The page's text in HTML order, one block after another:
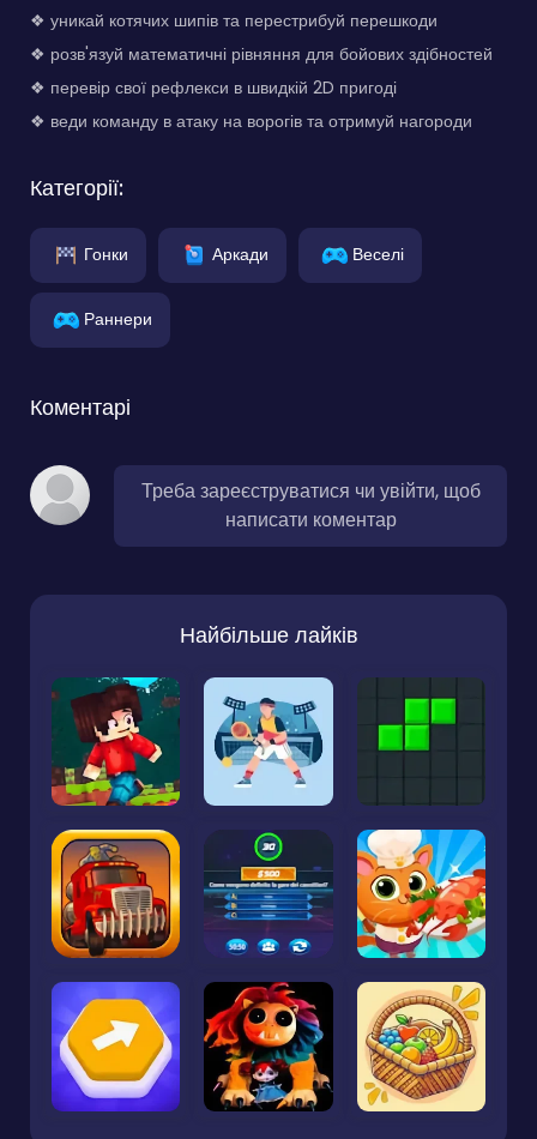
❖ уникай котячих шипів та перестрибуй перешкоди
❖ розв'язуй математичні рівняння для бойових здібностей
❖ перевір свої рефлекси в швидкій 2D пригоді
❖ веди команду в атаку на ворогів та отримуй нагороди
Категорії:
Гонки Аркади Веселі
Раннери
Коментарі
Треба зареєструватися чи увійти, щоб
написати коментар
Найбільше лайків